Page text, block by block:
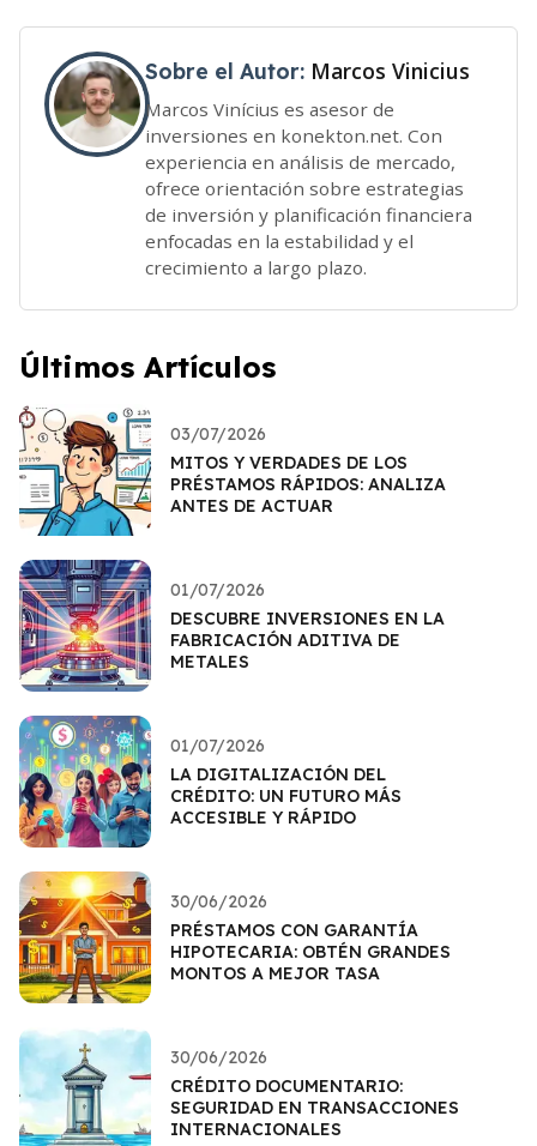
Sobre el Autor: Marcos Vinicius
Marcos Vinícius es asesor de
inversiones en konekton.net. Con
experiencia en análisis de mercado,
ofrece orientación sobre estrategias
de inversión y planificación financiera
enfocadas en la estabilidad y el
crecimiento a largo plazo.
Últimos Artículos
03/07/2026
MITOS Y VERDADES DE LOS
PRÉSTAMOS RÁPIDOS: ANALIZA
ANTES DE ACTUAR
01/07/2026
DESCUBRE INVERSIONES EN LA
FABRICACIÓN ADITIVA DE
METALES
01/07/2026
LA DIGITALIZACIÓN DEL
CRÉDITO: UN FUTURO MÁS
ACCESIBLE Y RÁPIDO
30/06/2026
PRÉSTAMOS CON GARANTÍA
HIPOTECARIA: OBTÉN GRANDES
MONTOS A MEJOR TASA
30/06/2026
CRÉDITO DOCUMENTARIO:
SEGURIDAD EN TRANSACCIONES
INTERNACIONALES